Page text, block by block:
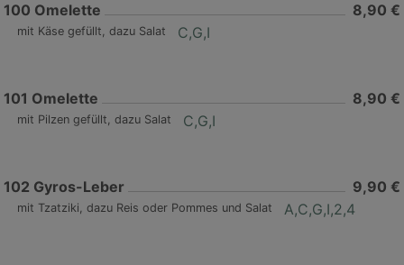
100 Omelette 8,90 €
mit Käse gefüllt, dazu Salat C,G,I
101 Omelette 8,90 €
mit Pilzen gefüllt, dazu Salat C,G,I
102 Gyros-Leber 9,90 €
mit Tzatziki, dazu Reis oder Pommes und Salat A,C,G,I,2,4